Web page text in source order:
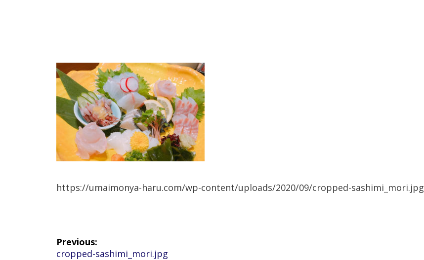
https://umaimonya-haru.com/wp-content/uploads/2020/09/cropped-sashimi_mori.jpg
Previous:
Previous
cropped-sashimi_mori.jpg